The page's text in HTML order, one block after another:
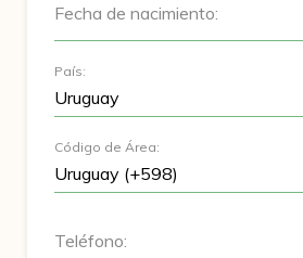
Fecha de nacimiento:
País:
Código de Área:
Teléfono: